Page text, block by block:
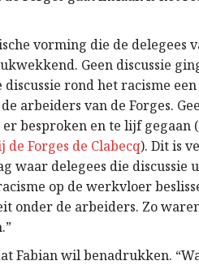
vorming die de delegees
Geen discussie
rond het racisme
arbeiders van de Forges.
besproken en te lijf gegaan
de Forges de Clabecq). Dit is
waar delegees die discussie
op de werkvloer
onder de arbeiders. Zo
Fabian wil benadrukken.